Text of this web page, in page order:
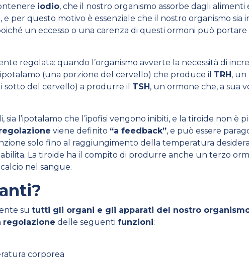
iodio, che il nostro organismo assorbe dagli alimenti
per questo motivo è essenziale che il nostro organismo sia
un eccesso o una carenza di questi ormoni può portare
regolata: quando l’organismo avverte la necessità di
(una porzione del cervello) che produce il TRH , un
sotto del cervello) a produrre il TSH , un ormone che, a sua
l’ipotalamo che l’ipofisi vengono inibiti, e la tiroide non è
viene definito “a feedback”, e può essere
solo fino al raggiungimento della temperatura
La tiroide ha il compito di produrre anche un terzo
nel sangue.
su tutti gli organi e gli apparati del nostro
regolazione delle seguenti funzioni:
corporea